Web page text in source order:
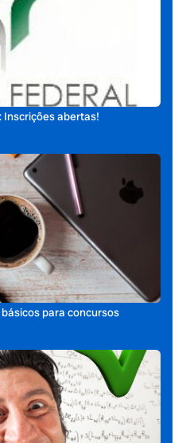
Inscrições abertas!
para concursos